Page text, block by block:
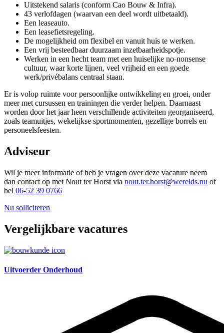
Uitstekend salaris (conform Cao Bouw & Infra).
43 verlofdagen (waarvan een deel wordt uitbetaald).
Een leaseauto.
Een leasefietsregeling.
De mogelijkheid om flexibel en vanuit huis te werken.
Een vrij besteedbaar duurzaam inzetbaarheidspotje.
Werken in een hecht team met een huiselijke no-nonsense
cultuur, waar korte lijnen, veel vrijheid en een goede
werk/privébalans centraal staan.
Er is volop ruimte voor persoonlijke ontwikkeling en groei, onder
meer met cursussen en trainingen die verder helpen. Daarnaast
worden door het jaar heen verschillende activiteiten georganiseerd,
zoals teamuitjes, wekelijkse sportmomenten, gezellige borrels en
personeelsfeesten.
Adviseur
Wil je meer informatie of heb je vragen over deze vacature neem
dan contact op met Nout ter Horst via nout.ter.horst@werelds.nu of
bel 06-52 39 0766
Nu solliciteren
Vergelijkbare vacatures
Uitvoerder Onderhoud